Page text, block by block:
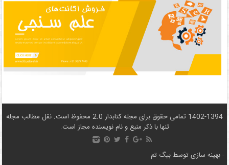
1402-1394 تمامی حقوق برای مجله کتابدار 2.0 محفوظ است. نقل مطالب مجله
تنها با ذکر منبع و نام نويسنده مجاز است.
- بهینه سازی توسطبیگ تم